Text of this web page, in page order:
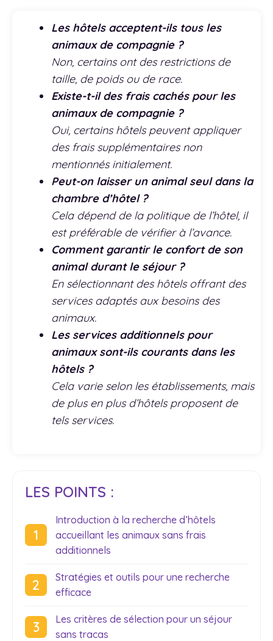
Les hôtels acceptent-ils tous les
animaux de compagnie ?
Non, certains ont des restrictions de
taille, de poids ou de race.
Existe-t-il des frais cachés pour les
animaux de compagnie ?
Oui, certains hôtels peuvent appliquer
des frais supplémentaires non
mentionnés initialement.
Peut-on laisser un animal seul dans la
chambre d’hôtel ?
Cela dépend de la politique de l’hôtel, il
est préférable de vérifier à l’avance.
Comment garantir le confort de son
animal durant le séjour ?
En sélectionnant des hôtels offrant des
services adaptés aux besoins des
animaux.
Les services additionnels pour
animaux sont-ils courants dans les
hôtels ?
Cela varie selon les établissements, mais
de plus en plus d’hôtels proposent de
tels services.
LES POINTS :
Introduction à la recherche d’hôtels
accueillant les animaux sans frais
additionnels
Stratégies et outils pour une recherche
efficace
Les critères de sélection pour un séjour
sans tracas